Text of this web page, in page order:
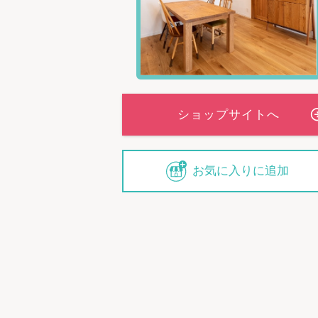
お気に入りに追加